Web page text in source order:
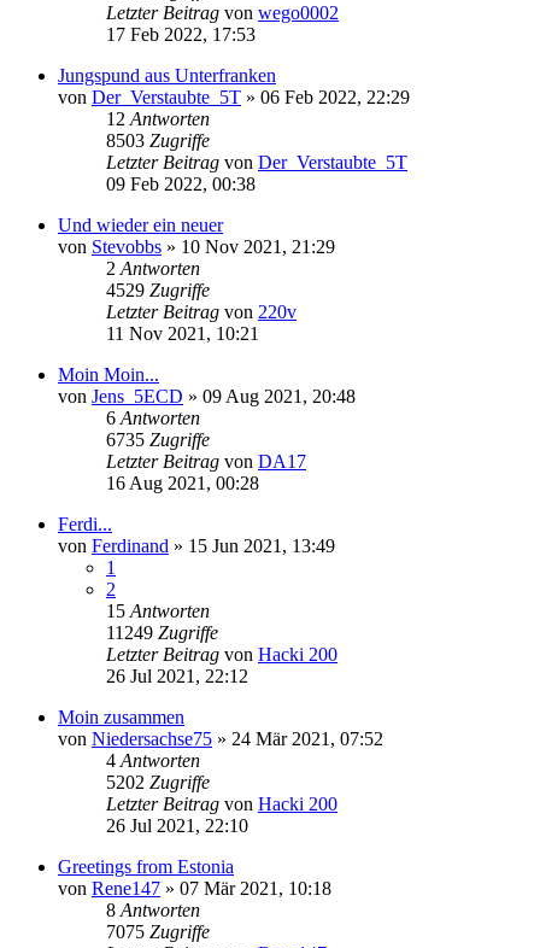
Letzter Beitrag von wego0002
17 Feb 2022, 17:53
Jungspund aus Unterfranken
von Der_Verstaubte_5T » 06 Feb 2022, 22:29
12 Antworten
8503 Zugriffe
Letzter Beitrag von Der_Verstaubte_5T
09 Feb 2022, 00:38
Und wieder ein neuer
von Stevobbs » 10 Nov 2021, 21:29
2 Antworten
4529 Zugriffe
Letzter Beitrag von 220v
11 Nov 2021, 10:21
Moin Moin...
von Jens_5ECD » 09 Aug 2021, 20:48
6 Antworten
6735 Zugriffe
Letzter Beitrag von DA17
16 Aug 2021, 00:28
Ferdi...
von Ferdinand » 15 Jun 2021, 13:49
1
2
15 Antworten
11249 Zugriffe
Letzter Beitrag von Hacki 200
26 Jul 2021, 22:12
Moin zusammen
von Niedersachse75 » 24 Mär 2021, 07:52
4 Antworten
5202 Zugriffe
Letzter Beitrag von Hacki 200
26 Jul 2021, 22:10
Greetings from Estonia
von Rene147 » 07 Mär 2021, 10:18
8 Antworten
7075 Zugriffe